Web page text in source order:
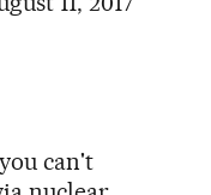
can't